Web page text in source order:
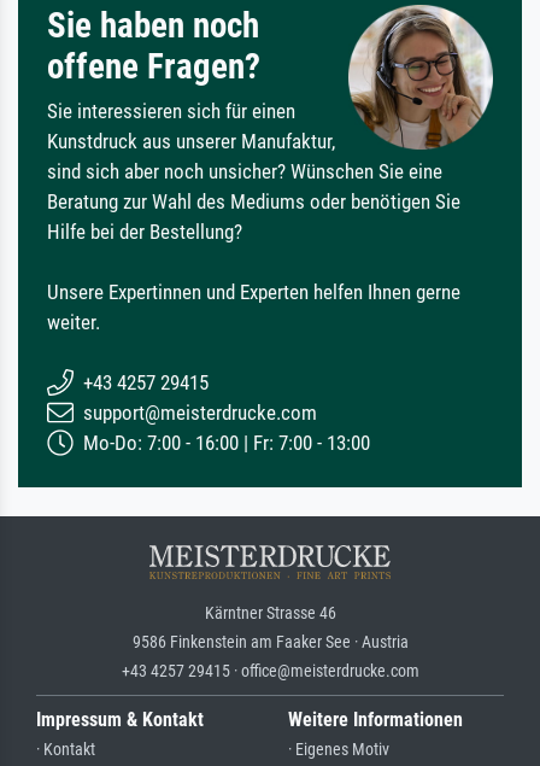
Sie haben noch
offene Fragen?
Sie interessieren sich für einen
Kunstdruck aus unserer Manufaktur,
sind sich aber noch unsicher? Wünschen Sie eine
Beratung zur Wahl des Mediums oder benötigen Sie
Hilfe bei der Bestellung?
Unsere Expertinnen und Experten helfen Ihnen gerne
weiter.
+43 4257 29415
support@meisterdrucke.com
Mo-Do: 7:00 - 16:00 | Fr: 7:00 - 13:00
Kärntner Strasse 46
9586 Finkenstein am Faaker See · Austria
+43 4257 29415 · office@meisterdrucke.com
Impressum & Kontakt
· Kontakt
Weitere Informationen
· Eigenes Motiv